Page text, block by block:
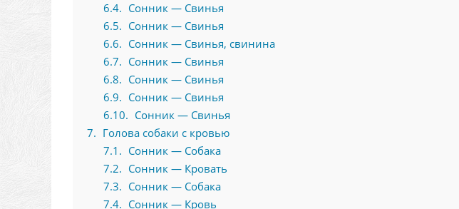
6.4
Сонник — Свинья
6.5
Сонник — Свинья
6.6
Сонник — Свинья, свинина
6.7
Сонник — Свинья
6.8
Сонник — Свинья
6.9
Сонник — Свинья
6.10
Сонник — Свинья
7
Голова собаки с кровью
7.1
Сонник — Собака
7.2
Сонник — Кровать
7.3
Сонник — Собака
7.4
Сонник — Кровь